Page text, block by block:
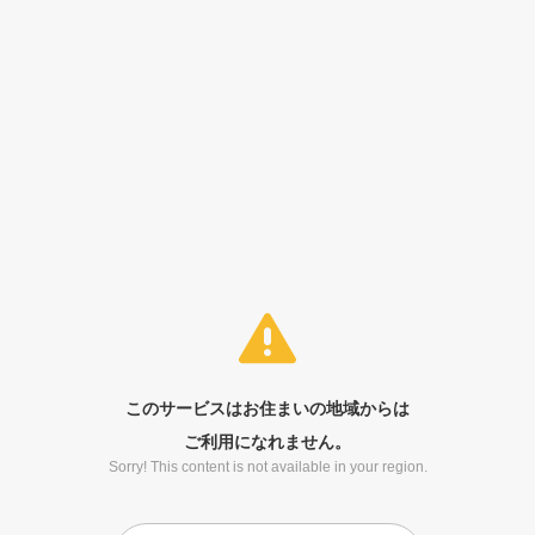
このサービスはお住まいの地域からは
ご利用になれません。
Sorry! This content is not available in your region.